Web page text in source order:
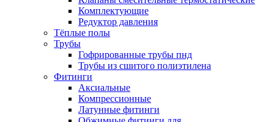
Комплектующие
Редуктор давления
Тёплые полы
Трубы
Гофрированные трубы пнд
Трубы из сшитого полиэтилена
Фитинги
Аксиальные
Компрессионные
Латунные фитинги